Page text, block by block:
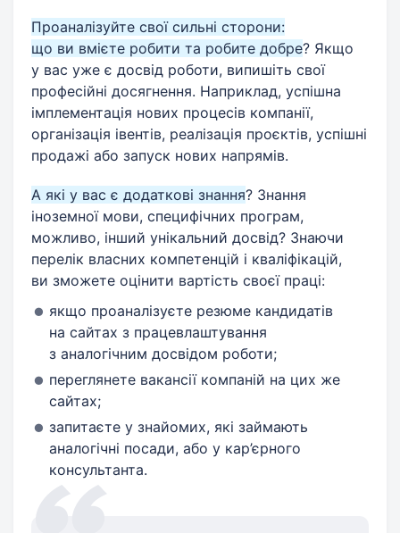
Проаналізуйте свої сильні сторони:
що ви вмієте робити та робите добре? Якщо
у вас уже є досвід роботи, випишіть свої
професійні досягнення. Наприклад, успішна
імплементація нових процесів компанії,
організація івентів, реалізація проєктів, успішні
продажі або запуск нових напрямів.
А які у вас є додаткові знання? Знання
іноземної мови, специфічних програм,
можливо, інший унікальний досвід? Знаючи
перелік власних компетенцій і кваліфікацій,
ви зможете оцінити вартість своєї праці:
якщо проаналізуєте резюме кандидатів
на сайтах з працевлаштування
з аналогічним досвідом роботи;
переглянете вакансії компаній на цих же
сайтах;
запитаєте у знайомих, які займають
аналогічні посади, або у кар’єрного
консультанта.